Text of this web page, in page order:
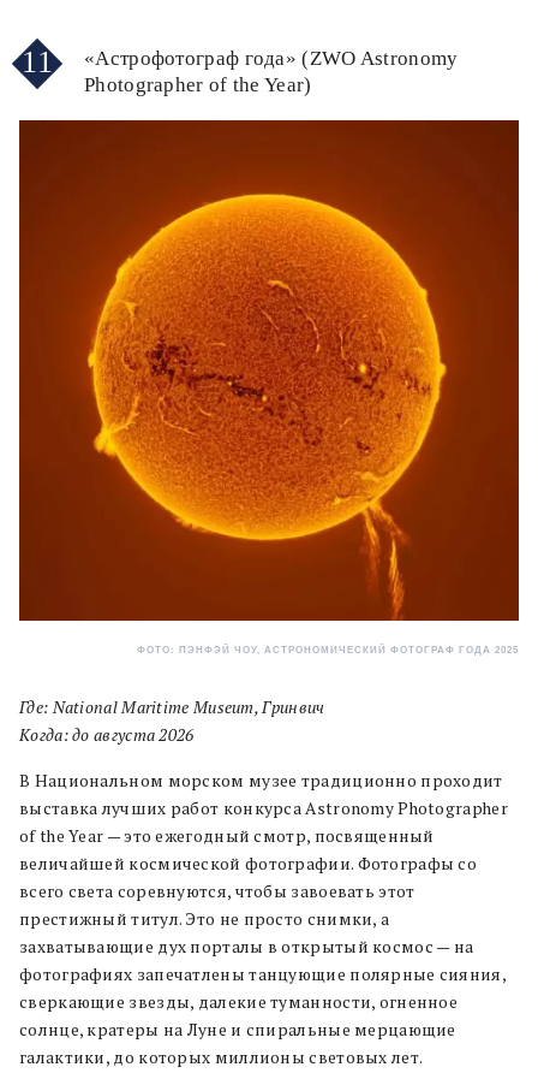
11
«Астрофотограф года» (ZWO Astronomy
Photographer of the Year)
ФОТО: ПЭНФЭЙ ЧОУ, АСТРОНОМИЧЕСКИЙ ФОТОГРАФ ГОДА 2025
Где: National Maritime Museum, Гринвич
Когда: до августа 2026
В Национальном морском музее традиционно проходит
выставка лучших работ конкурса Astronomy Photographer
of the Year — это ежегодный смотр, посвященный
величайшей космической фотографии. Фотографы со
всего света соревнуются, чтобы завоевать этот
престижный титул. Это не просто снимки, а
захватывающие дух порталы в открытый космос — на
фотографиях запечатлены танцующие полярные сияния,
сверкающие звезды, далекие туманности, огненное
солнце, кратеры на Луне и спиральные мерцающие
галактики, до которых миллионы световых лет.